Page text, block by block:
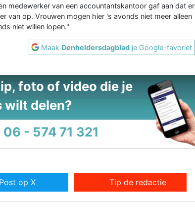
medewerker van een accountantskantoor gaf aan dat er
van op. Vrouwen mogen hier 's avonds niet meer alleen
niet willen lopen."
Maak Denheldersdagblad je Google-favoriet
foto of video die je
wilt delen?
06 - 574 71 321
Post op X Tip de redactie